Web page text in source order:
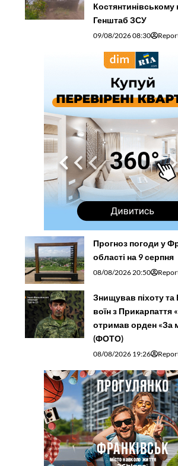
Генштаб ЗСУ
09/08/2026 08:30
Прогноз погоди у
області на 9 серпня
08/08/2026 20:50
Знищував піхоту та
воїн з Прикарпаття
отримав орден «За
(ФОТО)
08/08/2026 19:26